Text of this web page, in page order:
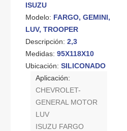
ISUZU
Modelo: FARGO, GEMINI,
LUV, TROOPER
Descripción:2,3
Medidas:95X118X10
Ubicación:SILICONADO
Aplicación:
CHEVROLET-
GENERAL MOTOR
LUV
ISUZU FARGO